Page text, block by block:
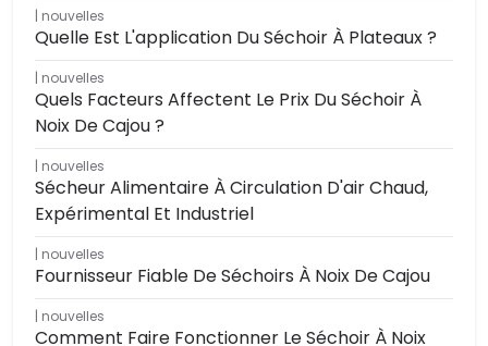
nouvelles
Quelle Est L'application Du Séchoir À Plateaux ?
nouvelles
Quels Facteurs Affectent Le Prix Du Séchoir À
Noix De Cajou ?
nouvelles
Sécheur Alimentaire À Circulation D'air Chaud,
Expérimental Et Industriel
nouvelles
Fournisseur Fiable De Séchoirs À Noix De Cajou
nouvelles
Comment Faire Fonctionner Le Séchoir À Noix